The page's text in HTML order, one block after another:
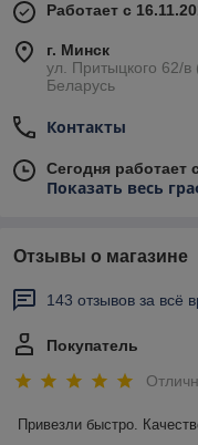
Работает с
г. Минск
ул. Притыцкого 62/
Беларусь
Контакты
Сегодня работает
Показать весь
Отзывы о магазине
143 отзывов за всё
Покупатель
Привезли быстро.